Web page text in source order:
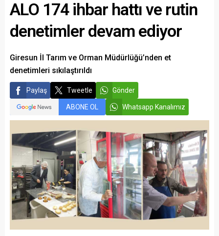
ALO 174 ihbar hattı ve rutin
denetimler devam ediyor
Giresun İl Tarım ve Orman Müdürlüğü’nden et
denetimleri sıkılaştırıldı
Paylaş Tweetle Gönder
ABONE OL Whatsapp Kanalımız